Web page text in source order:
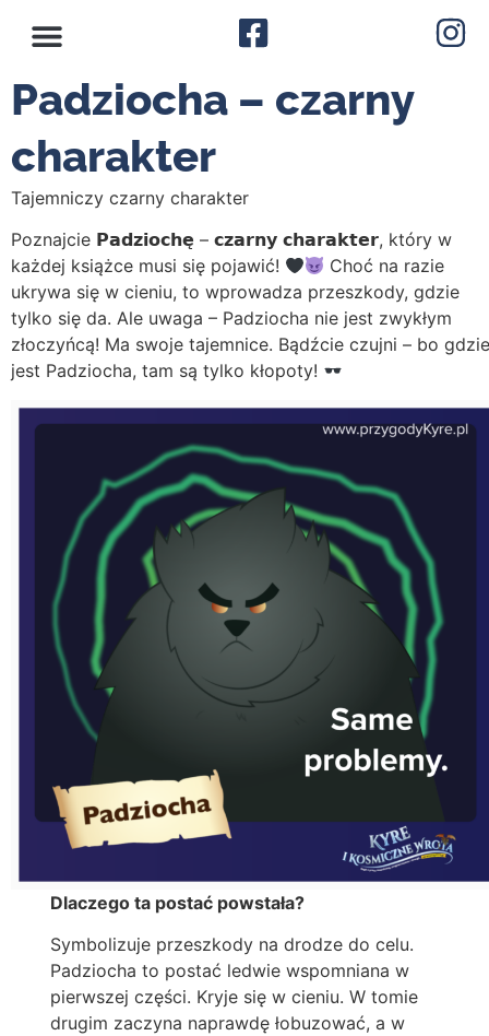
Padziocha – czarny
charakter
Tajemniczy czarny charakter
Poznajcie 𝗣𝗮𝗱𝘇𝗶𝗼𝗰𝗵𝗲̨ – 𝗰𝘇𝗮𝗿𝗻𝘆 𝗰𝗵𝗮𝗿𝗮𝗸𝘁𝗲𝗿, który w
każdej książce musi się pojawić!
Choć na razie
ukrywa się w cieniu, to wprowadza przeszkody, gdzie
tylko się da. Ale uwaga – Padziocha nie jest zwykłym
złoczyńcą! Ma swoje tajemnice. Bądźcie czujni – bo gdzie
jest Padziocha, tam są tylko kłopoty!
Dlaczego ta postać powstała?
Symbolizuje przeszkody na drodze do celu.
Padziocha to postać ledwie wspomniana w
pierwszej części. Kryje się w cieniu. W tomie
drugim zaczyna naprawdę łobuzować, a w